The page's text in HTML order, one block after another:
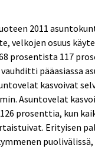
2011
velkojen osuus
prosentista 117
pääasiassa
kasvoivat
Asuntovelat
prosenttia, kun
Erityisen